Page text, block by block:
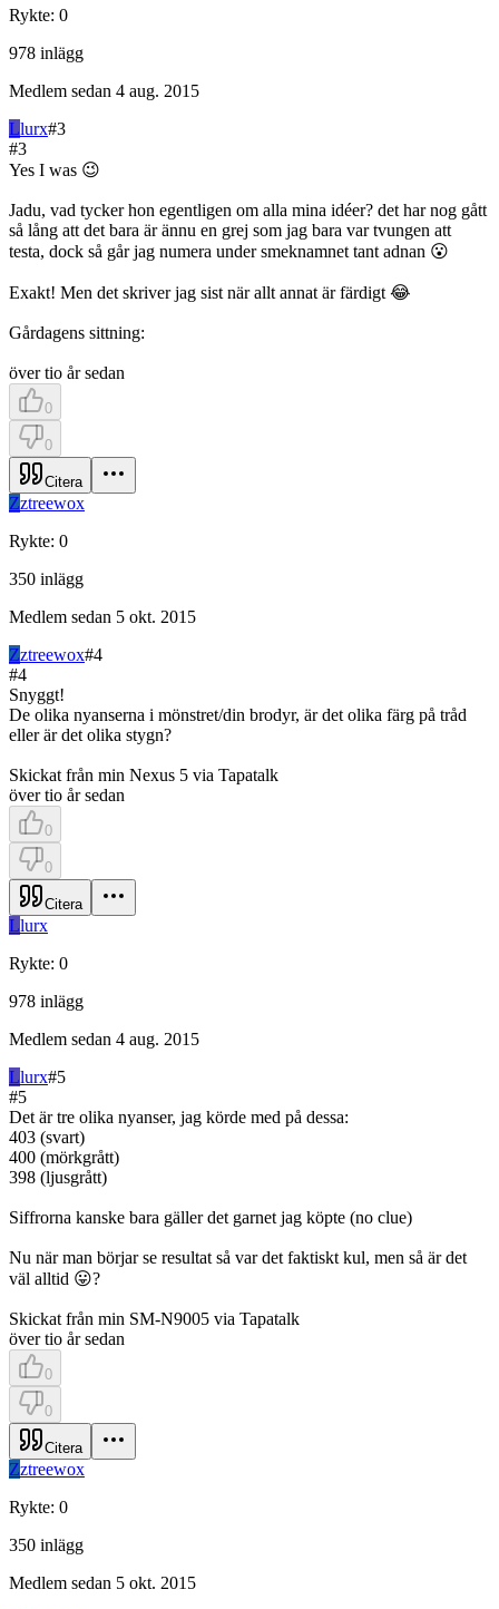
Rykte: 0
978 inlägg
Medlem sedan 4 aug. 2015
Llurx#3
#3
Yes I was 😉
Jadu, vad tycker hon egentligen om alla mina idéer? det har nog gått
så lång att det bara är ännu en grej som jag bara var tvungen att
testa, dock så går jag numera under smeknamnet tant adnan 😮
Exakt! Men det skriver jag sist när allt annat är färdigt 😂
Gårdagens sittning:
över tio år sedan
0
0
Citera
Zztreewox
Rykte: 0
350 inlägg
Medlem sedan 5 okt. 2015
Zztreewox#4
#4
Snyggt!
De olika nyanserna i mönstret/din brodyr, är det olika färg på tråd
eller är det olika stygn?
Skickat från min Nexus 5 via Tapatalk
över tio år sedan
0
0
Citera
Llurx
Rykte: 0
978 inlägg
Medlem sedan 4 aug. 2015
Llurx#5
#5
Det är tre olika nyanser, jag körde med på dessa:
403 (svart)
400 (mörkgrått)
398 (ljusgrått)
Siffrorna kanske bara gäller det garnet jag köpte (no clue)
Nu när man börjar se resultat så var det faktiskt kul, men så är det
väl alltid 😛?
Skickat från min SM-N9005 via Tapatalk
över tio år sedan
0
0
Citera
Zztreewox
Rykte: 0
350 inlägg
Medlem sedan 5 okt. 2015